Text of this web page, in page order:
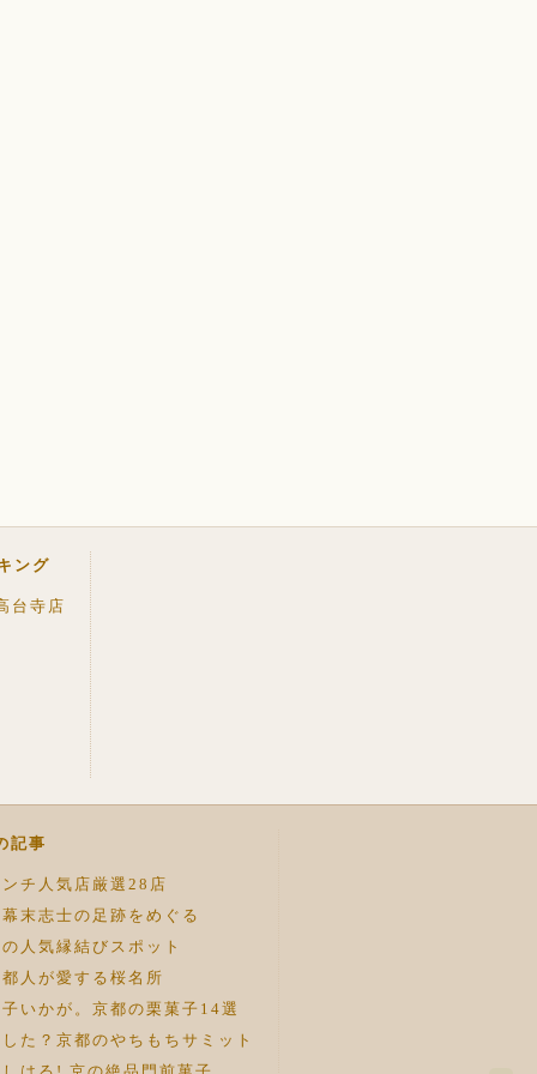
ング
台寺店
記事
チ人気店厳選28店
末志士の足跡をめぐる
人気縁結びスポット
人が愛する桜名所
いかが。京都の栗菓子14選
た？京都のやちもちサミット